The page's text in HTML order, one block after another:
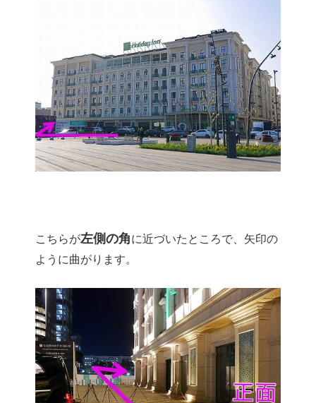
こちらが左側の角に近づいたところで、矢印の
ように曲がります。